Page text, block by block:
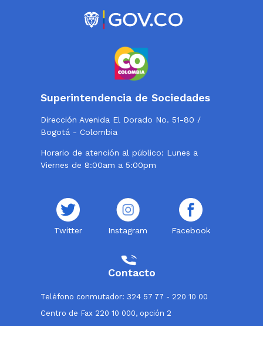
Superintendencia de Sociedades
Dirección Avenida El Dorado No. 51-80 /
Bogotá - Colombia
Horario de atención al público: Lunes a
Viernes de 8:00am a 5:00pm
Twitter Instagram Facebook
Contacto
Teléfono conmutador: 324 57 77 - 220 10 00
Centro de Fax 220 10 000, opción 2